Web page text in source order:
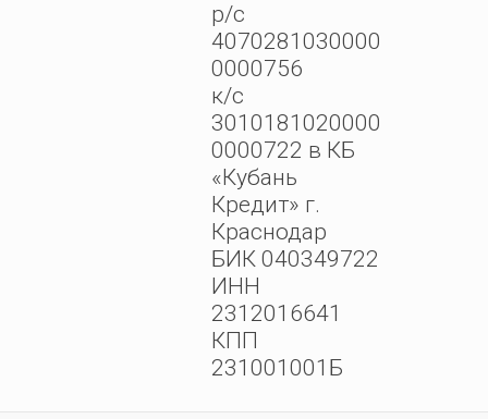
р/с
4070281030000
0000756
к/с
3010181020000
0000722 в КБ
«Кубань
Кредит» г.
Краснодар
БИК 040349722
ИНН
2312016641
КПП
231001001Б